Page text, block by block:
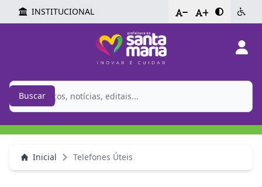
INSTITUCIONAL - +
Buscar
Inicial Telefones Úteis